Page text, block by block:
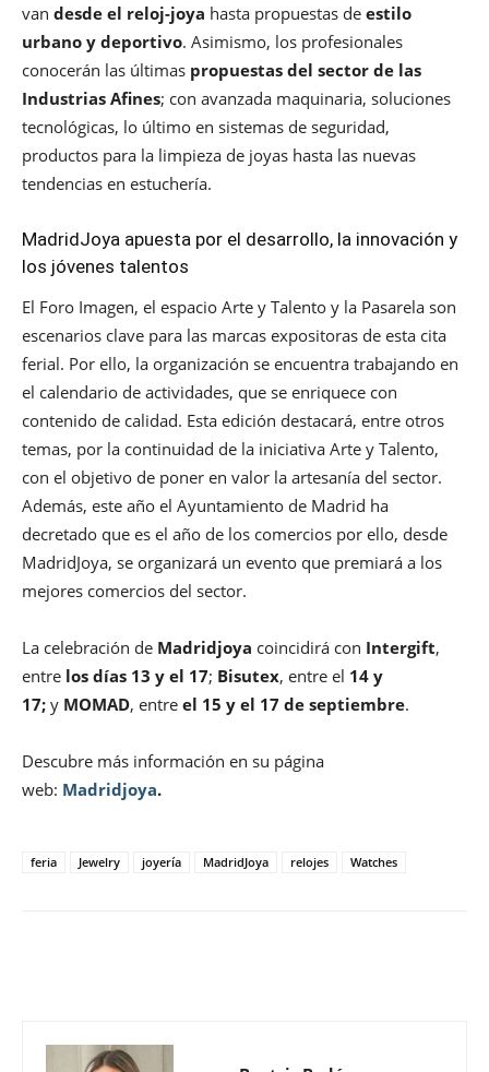
van desde el reloj-joya hasta propuestas de estilo
urbano y deportivo. Asimismo, los profesionales
conocerán las últimas propuestas del sector de las
Industrias Afines; con avanzada maquinaria, soluciones
tecnológicas, lo último en sistemas de seguridad,
productos para la limpieza de joyas hasta las nuevas
tendencias en estuchería.
MadridJoya apuesta por el desarrollo, la innovación y
los jóvenes talentos
El Foro Imagen, el espacio Arte y Talento y la Pasarela son
escenarios clave para las marcas expositoras de esta cita
ferial. Por ello, la organización se encuentra trabajando en
el calendario de actividades, que se enriquece con
contenido de calidad. Esta edición destacará, entre otros
temas, por la continuidad de la iniciativa Arte y Talento,
con el objetivo de poner en valor la artesanía del sector.
Además, este año el Ayuntamiento de Madrid ha
decretado que es el año de los comercios por ello, desde
MadridJoya, se organizará un evento que premiará a los
mejores comercios del sector.
La celebración de Madridjoya coincidirá con Intergift,
entre los días 13 y el 17; Bisutex, entre el 14 y
17; y MOMAD, entre el 15 y el 17 de septiembre.
Descubre más información en su página
web: Madridjoya.
feria Jewelry joyería MadridJoya relojes Watches